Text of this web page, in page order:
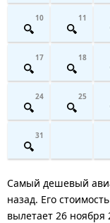
10 11
17 18
24 25
31
Самый дешевый
назад. Его
вылетает 26